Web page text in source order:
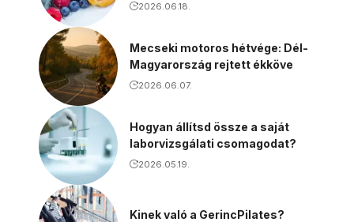
2026.06.18.
Mecseki motoros hétvége: Dél-
Magyarország rejtett ékköve
2026.06.07.
Hogyan állítsd össze a saját
laborvizsgálati csomagodat?
2026.05.19.
Kinek való a GerincPilates?